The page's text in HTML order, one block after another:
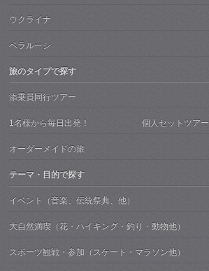
ウクライナ
ベラルーシ
旅のタイプで探す
添乗員同行ツアー
1名様から毎日出発！ 個人セットツアー
オーダーメイドの旅
テーマ・目的で探す
イベント（音楽、伝統祭典、他）
大自然満喫（花・ハイキング・釣り・動物他）
スポーツ観戦・参加（スケート・マラソン他）